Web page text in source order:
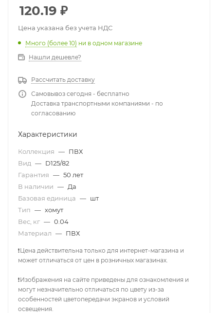
120.19 ₽
Цена указана без учета НДС
Много (более 10) ни в одном магазине
Нашли дешевле?
Рассчитать доставку
Самовывоз сегодня - бесплатно
Доставка транспортными компаниями - по
согласованию
Характеристики
Коллекция — ПВХ
Вид — D125/82
Гарантия — 50 лет
В наличии — Да
Базовая единица — шт
Тип — хомут
Вес, кг — 0.04
Материал — ПВХ
❗Цена действительна только для интернет-магазина и
может отличаться от цен в розничных магазинах.
❗Изображения на сайте приведены для ознакомления и
могут незначительно отличаться по цвету из-за
особенностей цветопередачи экранов и условий
освещения.